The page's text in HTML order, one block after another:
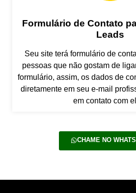
Formulário de Contato
Leads
Seu site terá formulário de
pessoas que não gostam de
formulário, assim, os dados de
diretamente em seu e-mail
em contato com
CHAME NO